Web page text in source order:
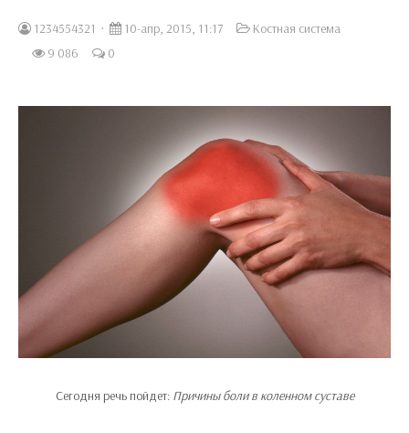
1234554321 10-апр, 2015, 11:17
Костная система
9 086
0
Сегодня речь пойдет: Причины боли в коленном суставе